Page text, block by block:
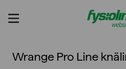
innehållet
Wrange Pro Line